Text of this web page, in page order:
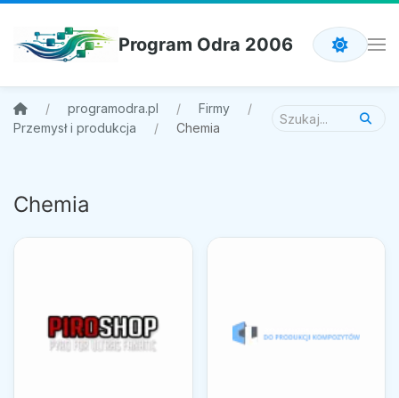
Program Odra 2006
programodra.pl
Firmy
Przemysł i produkcja
Chemia
Chemia